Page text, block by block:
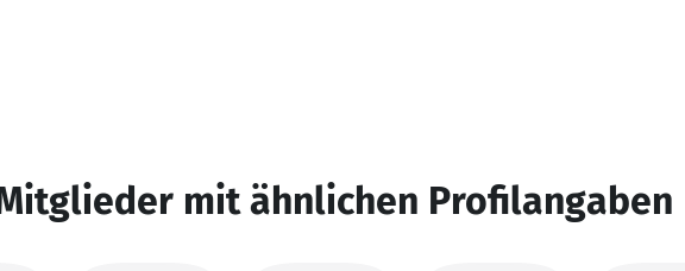
mit ähnlichen Profilangaben